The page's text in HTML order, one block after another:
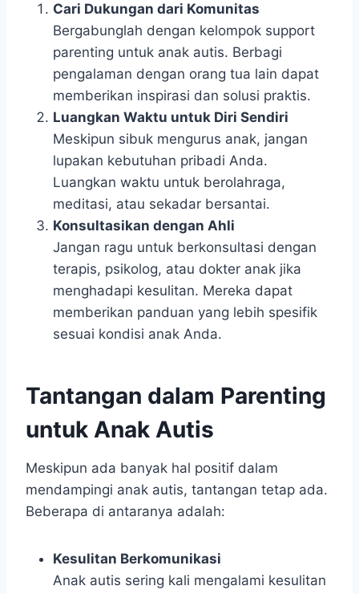
Cari Dukungan dari Komunitas
Bergabunglah dengan kelompok support
parenting untuk anak autis. Berbagi
pengalaman dengan orang tua lain dapat
memberikan inspirasi dan solusi praktis.
Luangkan Waktu untuk Diri Sendiri
Meskipun sibuk mengurus anak, jangan
lupakan kebutuhan pribadi Anda.
Luangkan waktu untuk berolahraga,
meditasi, atau sekadar bersantai.
Konsultasikan dengan Ahli
Jangan ragu untuk berkonsultasi dengan
terapis, psikolog, atau dokter anak jika
menghadapi kesulitan. Mereka dapat
memberikan panduan yang lebih spesifik
sesuai kondisi anak Anda.
Tantangan dalam Parenting
untuk Anak Autis
Meskipun ada banyak hal positif dalam
mendampingi anak autis, tantangan tetap ada.
Beberapa di antaranya adalah:
Kesulitan Berkomunikasi
Anak autis sering kali mengalami kesulitan